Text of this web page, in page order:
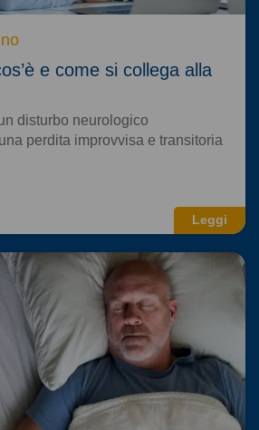
Leggi
e come si collega alla
disturbo neurologico
perdita improvvisa e transitoria